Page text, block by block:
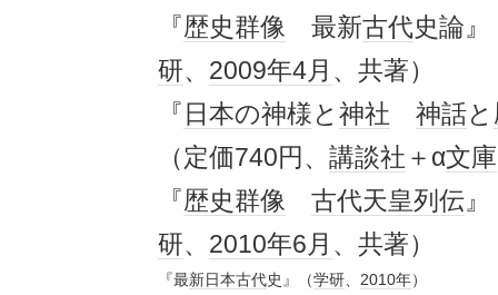
『歴史群像 最新古代史論
研、 2009年4月 、共著）
『 日本の神様と 神社 神話と
（定価740円、 講談社 ＋α文庫
『歴史群像 古代天皇列伝』
研、 2010年6月 、共著）
『最新日本古代史』（学研、 2010年）